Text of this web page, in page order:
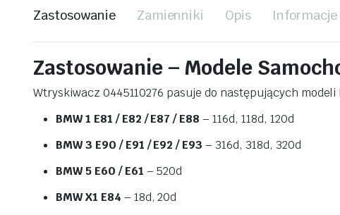
Zastosowanie Zamienniki Opis
Zastosowanie – Modele
Wtryskiwacz 0445110276 pasuje do następujących modeli
BMW 1 E81 / E82 / E87 / E88 – 116d, 118d, 120d
BMW 3 E90 / E91 / E92 / E93 – 316d, 318d, 320d
BMW 5 E60 / E61 – 520d
BMW X1 E84 – 18d, 20d